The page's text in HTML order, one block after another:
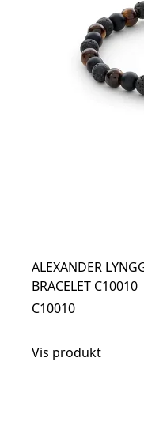
ALEXANDER
BRACELET C10010
C10010
Vis produkt